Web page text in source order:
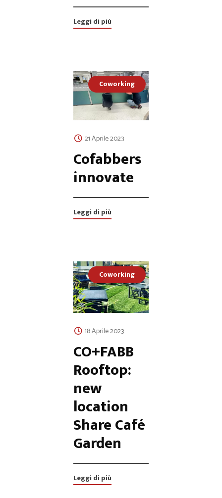
Leggi di più
Coworking
21 Aprile 2023
Cofabbers
innovate
Leggi di più
Coworking
18 Aprile 2023
CO+FABB
Rooftop:
new
location
Share Café
Garden
Leggi di più